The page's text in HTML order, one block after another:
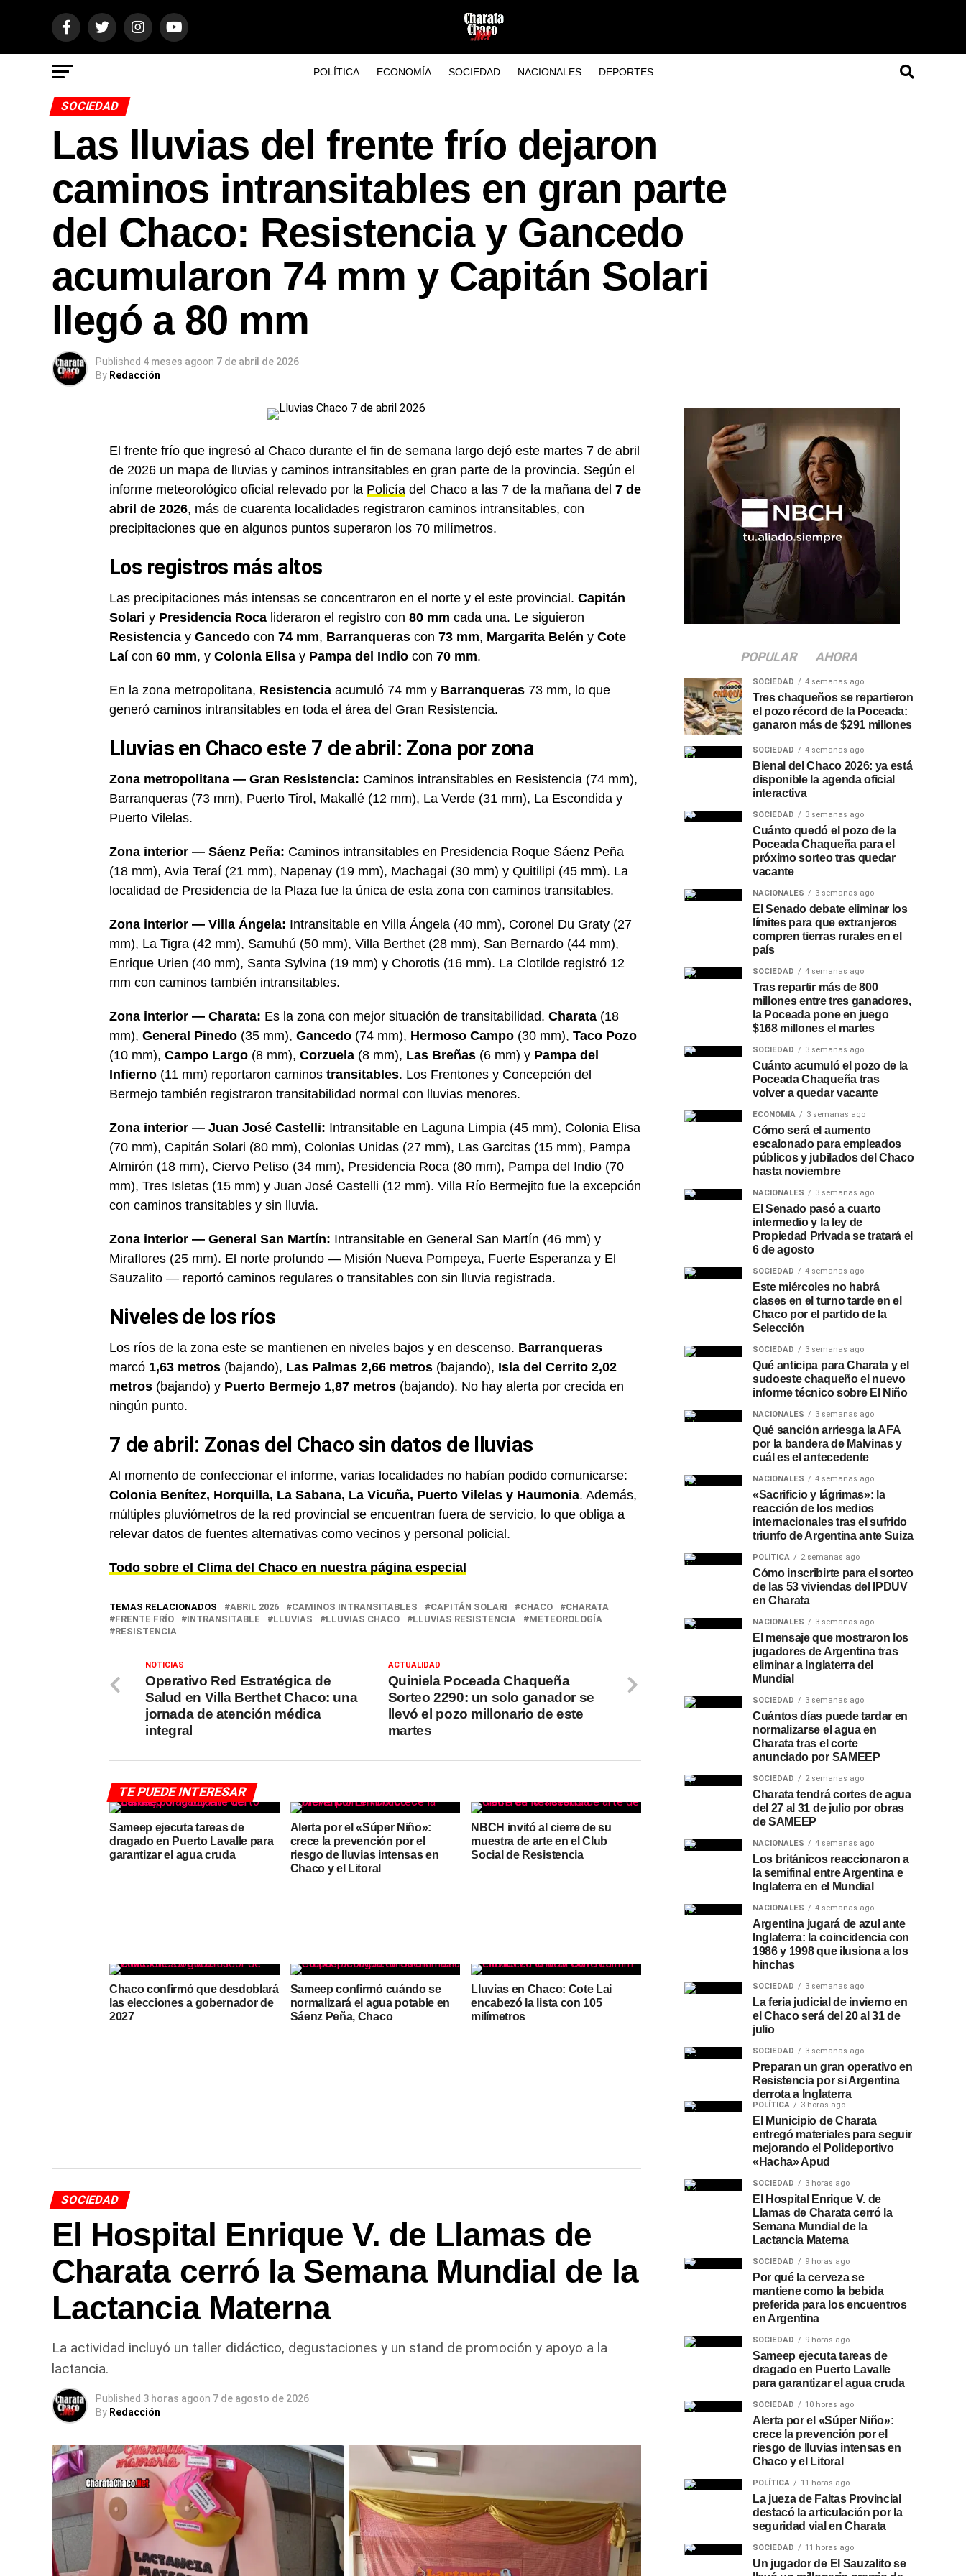
POLÍTICA ECONOMÍA SOCIEDAD NACIONALES DEPORTES
SOCIEDAD
Las lluvias del frente frío dejaron
caminos intransitables en gran parte
del Chaco: Resistencia y Gancedo
acumularon 74 mm y Capitán Solari
llegó a 80 mm
Published 4 meses agoon 7 de abril de 2026
By Redacción
El frente frío que ingresó al Chaco durante el fin de semana largo dejó este martes 7 de abril
de 2026 un mapa de lluvias y caminos intransitables en gran parte de la provincia. Según el
informe meteorológico oficial relevado por la Policía del Chaco a las 7 de la mañana del 7 de
abril de 2026, más de cuarenta localidades registraron caminos intransitables, con
precipitaciones que en algunos puntos superaron los 70 milímetros.
Los registros más altos
Las precipitaciones más intensas se concentraron en el norte y el este provincial. Capitán
Solari y Presidencia Roca lideraron el registro con 80 mm cada una. Le siguieron
Resistencia y Gancedo con 74 mm, Barranqueras con 73 mm, Margarita Belén y Cote
Laí con 60 mm, y Colonia Elisa y Pampa del Indio con 70 mm.
En la zona metropolitana, Resistencia acumuló 74 mm y Barranqueras 73 mm, lo que
generó caminos intransitables en toda el área del Gran Resistencia.
Lluvias en Chaco este 7 de abril: Zona por zona
Zona metropolitana — Gran Resistencia: Caminos intransitables en Resistencia (74 mm),
Barranqueras (73 mm), Puerto Tirol, Makallé (12 mm), La Verde (31 mm), La Escondida y
Puerto Vilelas.
Zona interior — Sáenz Peña: Caminos intransitables en Presidencia Roque Sáenz Peña
(18 mm), Avia Teraí (21 mm), Napenay (19 mm), Machagai (30 mm) y Quitilipi (45 mm). La
localidad de Presidencia de la Plaza fue la única de esta zona con caminos transitables.
Zona interior — Villa Ángela: Intransitable en Villa Ángela (40 mm), Coronel Du Graty (27
mm), La Tigra (42 mm), Samuhú (50 mm), Villa Berthet (28 mm), San Bernardo (44 mm),
Enrique Urien (40 mm), Santa Sylvina (19 mm) y Chorotis (16 mm). La Clotilde registró 12
mm con caminos también intransitables.
Zona interior — Charata: Es la zona con mejor situación de transitabilidad. Charata (18
mm), General Pinedo (35 mm), Gancedo (74 mm), Hermoso Campo (30 mm), Taco Pozo
(10 mm), Campo Largo (8 mm), Corzuela (8 mm), Las Breñas (6 mm) y Pampa del
Infierno (11 mm) reportaron caminos transitables. Los Frentones y Concepción del
Bermejo también registraron transitabilidad normal con lluvias menores.
Zona interior — Juan José Castelli: Intransitable en Laguna Limpia (45 mm), Colonia Elisa
(70 mm), Capitán Solari (80 mm), Colonias Unidas (27 mm), Las Garcitas (15 mm), Pampa
Almirón (18 mm), Ciervo Petiso (34 mm), Presidencia Roca (80 mm), Pampa del Indio (70
mm), Tres Isletas (15 mm) y Juan José Castelli (12 mm). Villa Río Bermejito fue la excepción
con caminos transitables y sin lluvia.
Zona interior — General San Martín: Intransitable en General San Martín (46 mm) y
Miraflores (25 mm). El norte profundo — Misión Nueva Pompeya, Fuerte Esperanza y El
Sauzalito — reportó caminos regulares o transitables con sin lluvia registrada.
Niveles de los ríos
Los ríos de la zona este se mantienen en niveles bajos y en descenso. Barranqueras
marcó 1,63 metros (bajando), Las Palmas 2,66 metros (bajando), Isla del Cerrito 2,02
metros (bajando) y Puerto Bermejo 1,87 metros (bajando). No hay alerta por crecida en
ningún punto.
7 de abril: Zonas del Chaco sin datos de lluvias
Al momento de confeccionar el informe, varias localidades no habían podido comunicarse:
Colonia Benítez, Horquilla, La Sabana, La Vicuña, Puerto Vilelas y Haumonia. Además,
múltiples pluviómetros de la red provincial se encuentran fuera de servicio, lo que obliga a
relevar datos de fuentes alternativas como vecinos y personal policial.
Todo sobre el Clima del Chaco en nuestra página especial
TEMAS RELACIONADOS ABRIL 2026 CAMINOS INTRANSITABLES CAPITÁN SOLARI CHACO
CHARATA
FRENTE FRÍO
INTRANSITABLE LLUVIAS LLUVIAS CHACO LLUVIAS RESISTENCIA
METEOROLOGÍA
RESISTENCIA
ACTUALIDAD
Quiniela Poceada Chaqueña
Sorteo 2290: un solo ganador se
llevó el pozo millonario de este
martes
NOTICIAS
Operativo Red Estratégica de
Salud en Villa Berthet Chaco: una
jornada de atención médica
integral
TE PUEDE INTERESAR
Sameep ejecuta tareas de
dragado en Puerto Lavalle para
garantizar el agua cruda
Alerta por el «Súper Niño»:
crece la prevención por el
riesgo de lluvias intensas en
Chaco y el Litoral
NBCH invitó al cierre de su
muestra de arte en el Club
Social de Resistencia
Chaco confirmó que desdoblará
las elecciones a gobernador de
2027
Sameep confirmó cuándo se
normalizará el agua potable en
Sáenz Peña, Chaco
Lluvias en Chaco: Cote Lai
encabezó la lista con 105
milímetros
SOCIEDAD
El Hospital Enrique V. de Llamas de
Charata cerró la Semana Mundial de la
Lactancia Materna
La actividad incluyó un taller didáctico, degustaciones y un stand de promoción y apoyo a la
lactancia.
Published 3 horas agoon 7 de agosto de 2026
By Redacción
POPULAR AHORA
SOCIEDAD 4 semanas ago
Tres chaqueños se repartieron
el pozo récord de la Poceada:
ganaron más de $291 millones
SOCIEDAD 4 semanas ago
Bienal del Chaco 2026: ya está
disponible la agenda oficial
interactiva
SOCIEDAD 3 semanas ago
Cuánto quedó el pozo de la
Poceada Chaqueña para el
próximo sorteo tras quedar
vacante
NACIONALES 3 semanas ago
El Senado debate eliminar los
límites para que extranjeros
compren tierras rurales en el
país
SOCIEDAD 4 semanas ago
Tras repartir más de 800
millones entre tres ganadores,
la Poceada pone en juego
$168 millones el martes
SOCIEDAD 3 semanas ago
Cuánto acumuló el pozo de la
Poceada Chaqueña tras
volver a quedar vacante
ECONOMÍA 3 semanas ago
Cómo será el aumento
escalonado para empleados
públicos y jubilados del Chaco
hasta noviembre
NACIONALES 3 semanas ago
El Senado pasó a cuarto
intermedio y la ley de
Propiedad Privada se tratará el
6 de agosto
SOCIEDAD 4 semanas ago
Este miércoles no habrá
clases en el turno tarde en el
Chaco por el partido de la
Selección
SOCIEDAD 3 semanas ago
Qué anticipa para Charata y el
sudoeste chaqueño el nuevo
informe técnico sobre El Niño
NACIONALES 3 semanas ago
Qué sanción arriesga la AFA
por la bandera de Malvinas y
cuál es el antecedente
NACIONALES 4 semanas ago
«Sacrificio y lágrimas»: la
reacción de los medios
internacionales tras el sufrido
triunfo de Argentina ante Suiza
POLÍTICA 2 semanas ago
Cómo inscribirte para el sorteo
de las 53 viviendas del IPDUV
en Charata
NACIONALES 3 semanas ago
El mensaje que mostraron los
jugadores de Argentina tras
eliminar a Inglaterra del
Mundial
SOCIEDAD 3 semanas ago
Cuántos días puede tardar en
normalizarse el agua en
Charata tras el corte
anunciado por SAMEEP
SOCIEDAD 2 semanas ago
Charata tendrá cortes de agua
del 27 al 31 de julio por obras
de SAMEEP
NACIONALES 4 semanas ago
Los británicos reaccionaron a
la semifinal entre Argentina e
Inglaterra en el Mundial
NACIONALES 4 semanas ago
Argentina jugará de azul ante
Inglaterra: la coincidencia con
1986 y 1998 que ilusiona a los
hinchas
SOCIEDAD 3 semanas ago
La feria judicial de invierno en
el Chaco será del 20 al 31 de
julio
SOCIEDAD 3 semanas ago
Preparan un gran operativo en
Resistencia por si Argentina
derrota a Inglaterra
POLÍTICA 3 horas ago
El Municipio de Charata
entregó materiales para seguir
mejorando el Polideportivo
«Hacha» Apud
SOCIEDAD 3 horas ago
El Hospital Enrique V. de
Llamas de Charata cerró la
Semana Mundial de la
Lactancia Materna
SOCIEDAD 9 horas ago
Por qué la cerveza se
mantiene como la bebida
preferida para los encuentros
en Argentina
SOCIEDAD 9 horas ago
Sameep ejecuta tareas de
dragado en Puerto Lavalle
para garantizar el agua cruda
SOCIEDAD 10 horas ago
Alerta por el «Súper Niño»:
crece la prevención por el
riesgo de lluvias intensas en
Chaco y el Litoral
POLÍTICA 11 horas ago
La jueza de Faltas Provincial
destacó la articulación por la
seguridad vial en Charata
SOCIEDAD 11 horas ago
Un jugador de El Sauzalito se